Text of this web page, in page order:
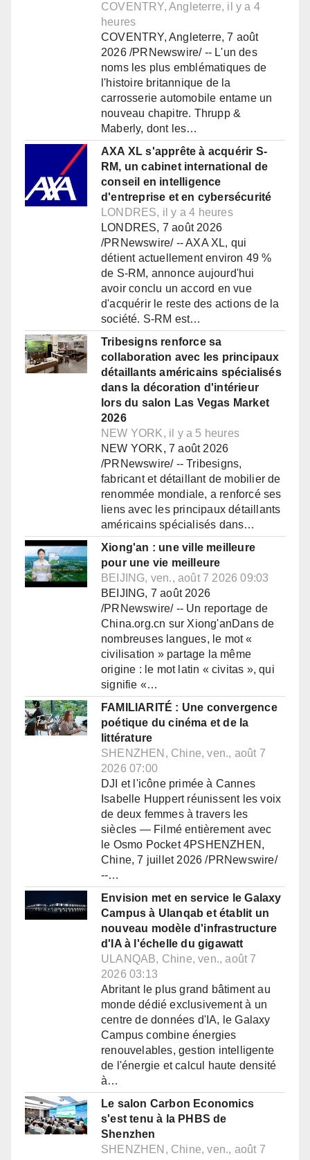
COVENTRY, Angleterre, il y a 4
heures
COVENTRY, Angleterre, 7 août
2026 /PRNewswire/ -- L'un des
noms les plus emblématiques de
l'histoire britannique de la
carrosserie automobile entame un
nouveau chapitre. Thrupp &
Maberly, dont les…
AXA XL s'apprête à acquérir S-
RM, un cabinet international de
conseil en intelligence
d'entreprise et en cybersécurité
LONDRES, il y a 4 heures
LONDRES, 7 août 2026
/PRNewswire/ -- AXA XL, qui
détient actuellement environ 49 %
de S-RM, annonce aujourd'hui
avoir conclu un accord en vue
d'acquérir le reste des actions de la
société. S-RM est…
Tribesigns renforce sa
collaboration avec les principaux
détaillants américains spécialisés
dans la décoration d'intérieur
lors du salon Las Vegas Market
2026
NEW YORK, il y a 5 heures
NEW YORK, 7 août 2026
/PRNewswire/ -- Tribesigns,
fabricant et détaillant de mobilier de
renommée mondiale, a renforcé ses
liens avec les principaux détaillants
américains spécialisés dans…
Xiong'an : une ville meilleure
pour une vie meilleure
BEIJING, ven., août 7 2026 09:03
BEIJING, 7 août 2026
/PRNewswire/ -- Un reportage de
China.org.cn sur Xiong'anDans de
nombreuses langues, le mot «
civilisation » partage la même
origine : le mot latin « civitas », qui
signifie «…
FAMILIARITÉ : Une convergence
poétique du cinéma et de la
littérature
SHENZHEN, Chine, ven., août 7
2026 07:00
DJI et l'icône primée à Cannes
Isabelle Huppert réunissent les voix
de deux femmes à travers les
siècles — Filmé entièrement avec
le Osmo Pocket 4PSHENZHEN,
Chine, 7 juillet 2026 /PRNewswire/
--…
Envision met en service le Galaxy
Campus à Ulanqab et établit un
nouveau modèle d'infrastructure
d'IA à l'échelle du gigawatt
ULANQAB, Chine, ven., août 7
2026 03:13
Abritant le plus grand bâtiment au
monde dédié exclusivement à un
centre de données d'IA, le Galaxy
Campus combine énergies
renouvelables, gestion intelligente
de l'énergie et calcul haute densité
à…
Le salon Carbon Economics
s'est tenu à la PHBS de
Shenzhen
SHENZHEN, Chine, ven., août 7